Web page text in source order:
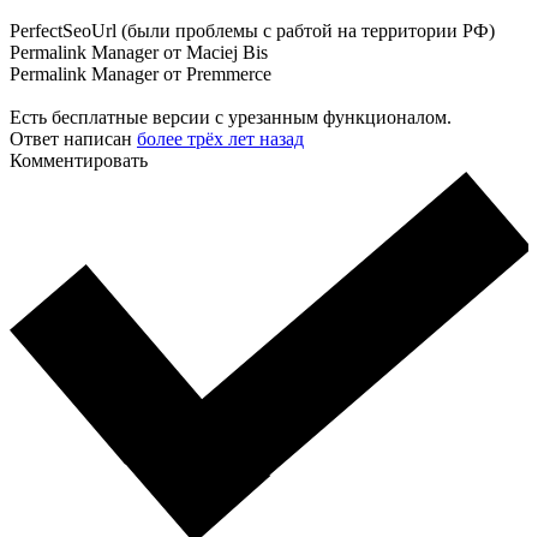
PerfectSeoUrl (были проблемы с рабтой на территории РФ)
Permalink Manager от Maciej Bis
Permalink Manager от Premmerce
Есть бесплатные версии с урезанным функционалом.
Ответ написан более трёх лет назад
Комментировать